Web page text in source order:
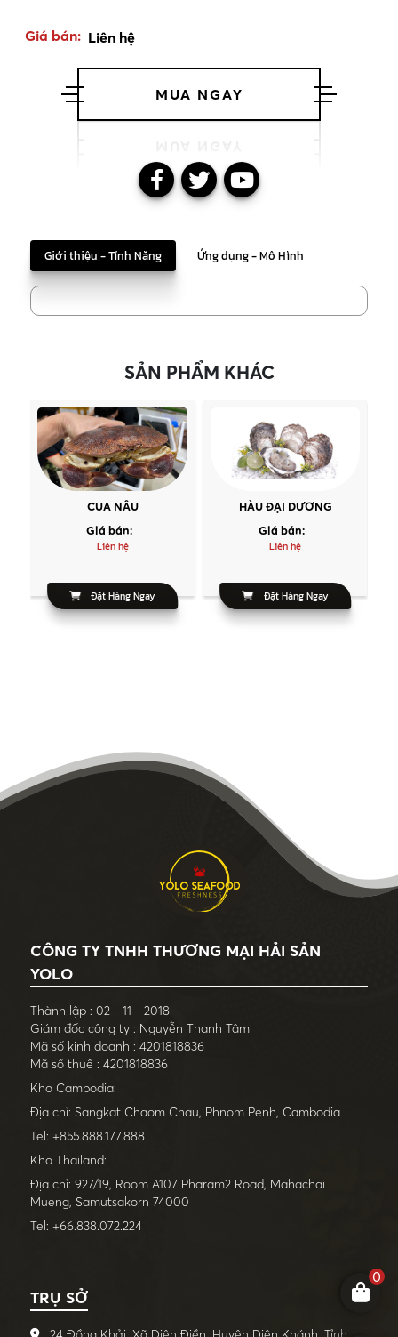
Giá bán: Liên hệ
MUA NGAY
Giới thiệu - Tính Năng Ứng dụng - Mô Hình
SẢN PHẨM KHÁC
CUA NÂU
Giá bán:
Liên hệ
Đặt Hàng Ngay
HÀU ĐẠI DƯƠNG
Giá bán:
Liên hệ
Đặt Hàng Ngay
CÔNG TY TNHH THƯƠNG MẠI HẢI SẢN
YOLO
Thành lập : 02 - 11 - 2018
Giám đốc công ty : Nguyễn Thanh Tâm
Mã số kinh doanh : 4201818836
Mã số thuế : 4201818836
Kho Cambodia:
Địa chỉ: Sangkat Chaom Chau, Phnom Penh, Cambodia
Tel: +855.888.177.888
Kho Thailand:
Địa chỉ: 927/19, Room A107 Pharam2 Road, Mahachai
Mueng, Samutsakorn 74000
Tel: +66.838.072.224
TRỤ SỞ
0